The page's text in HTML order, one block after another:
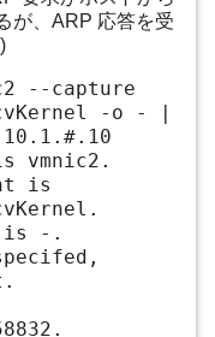
が、ARP 応答を受
--capture
-o - |
vmnic2.
is
is -.